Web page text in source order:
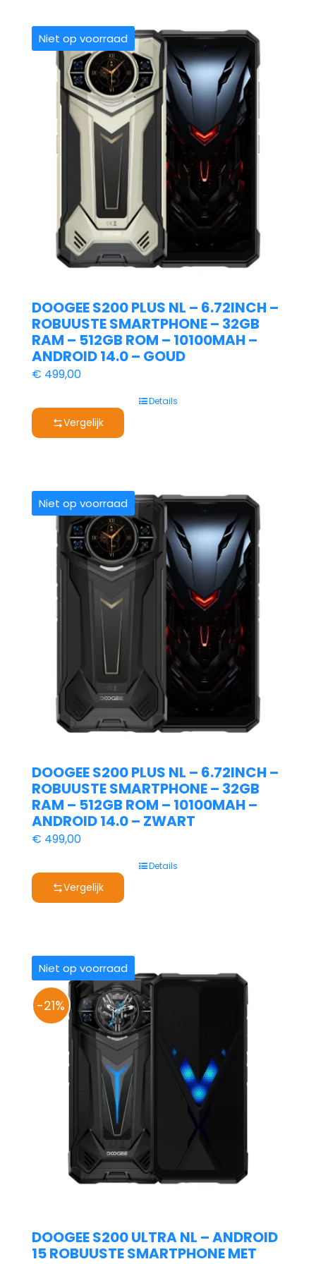
Niet op voorraad
DOOGEE S200 PLUS NL – 6.72INCH –
ROBUUSTE SMARTPHONE – 32GB
RAM – 512GB ROM – 10100MAH –
ANDROID 14.0 – GOUD
€ 499,00
Details
Vergelijk
Niet op voorraad
DOOGEE S200 PLUS NL – 6.72INCH –
ROBUUSTE SMARTPHONE – 32GB
RAM – 512GB ROM – 10100MAH –
ANDROID 14.0 – ZWART
€ 499,00
Details
Vergelijk
Niet op voorraad
-21%
DOOGEE S200 ULTRA NL – ANDROID
15 ROBUUSTE SMARTPHONE MET